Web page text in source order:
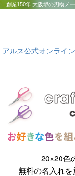
創業150年 大阪堺の刃物メ
アルス公式オンライ
20×20色
無料の名入れを